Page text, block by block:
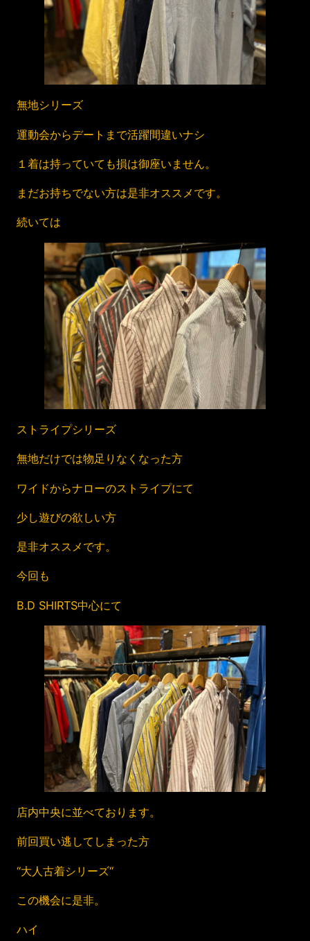
無地シリーズ
運動会からデートまで活躍間違いナシ
１着は持っていても損は御座いません。
まだお持ちでない方は是非オススメです。
続いては
ストライプシリーズ
無地だけでは物足りなくなった方
ワイドからナローのストライプにて
少し遊びの欲しい方
是非オススメです。
今回も
B.D SHIRTS中心にて
店内中央に並べております。
前回買い逃してしまった方
“大人古着シリーズ“
この機会に是非。
ハイ